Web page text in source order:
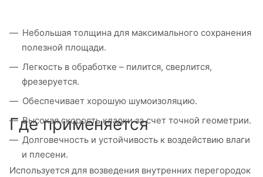
Небольшая толщина для максимального сохранения
полезной площади.
Легкость в обработке – пилится, сверлится,
фрезеруется.
Обеспечивает хорошую шумоизоляцию.
Высокая скорость кладки за счет точной геометрии.
Долговечность и устойчивость к воздействию влаги
и плесени.
Где применяется
Используется для возведения внутренних перегородок